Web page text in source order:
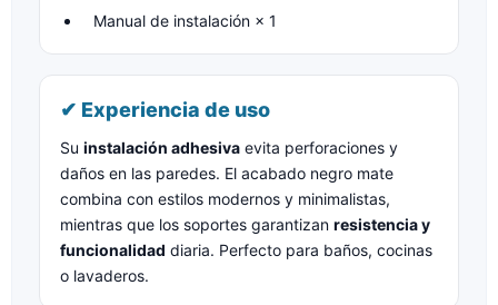
Manual de instalación × 1
✔ Experiencia de uso
Su instalación adhesiva evita perforaciones y
daños en las paredes. El acabado negro mate
combina con estilos modernos y minimalistas,
mientras que los soportes garantizan resistencia y
funcionalidad diaria. Perfecto para baños, cocinas
o lavaderos.